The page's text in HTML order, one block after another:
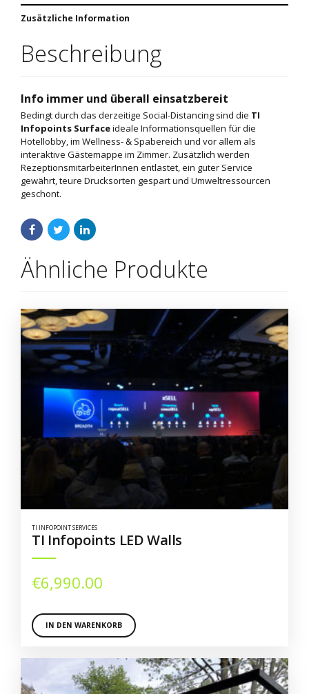
Zusätzliche Information
Beschreibung
Info immer und überall einsatzbereit
Bedingt durch das derzeitige Social-Distancing sind die TI
Infopoints Surfaceideale Informationsquellen für die
Hotellobby, im Wellness- & Spabereich und vor allem als
interaktive Gästemappe im Zimmer. Zusätzlich werden
RezeptionsmitarbeiterInnen entlastet, ein guter Service
gewährt, teure Drucksorten gespart und Umweltressourcen
geschont.
Ähnliche Produkte
TI INFOPOINT SERVICES
TI Infopoints LED Walls
€6,990.00
IN DEN WARENKORB